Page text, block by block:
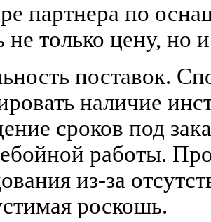
партнера по
не только цену, но
поставок.
наличие
сроков под
работы.
из-за
роскошь.